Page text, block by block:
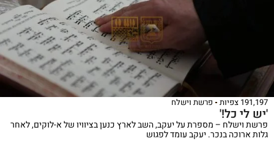
191,197 צפיות פרשת וישלח
'יש לי כל!'
פרשת וישלח – מספרת על יעקב, השב לארץ כנען בציוויו של א-לוקים, לאחר
גלות ארוכה בנכר. יעקב עומד לפגוש